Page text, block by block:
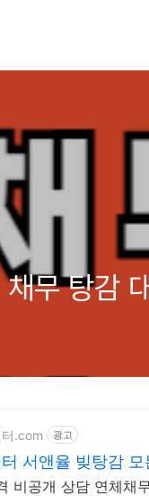
무 탕감
.com 광고
서앤율 빚탕감 모
비공개 상담 연체채